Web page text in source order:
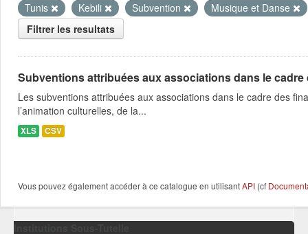
Tunis
Kebili Subvention
Musique et Danse
Filtrer les resultats
Subventions attribuées aux associations dans le
Les subventions attribuées aux associations dans le cadre des
l’animation culturelles, de la...
XLS CSV
Vous pouvez également accéder à ce catalogue en utilisantAPI (cf